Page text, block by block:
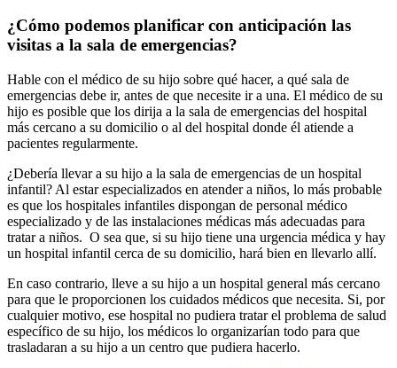
¿Cómo podemos planificar con anticipación las
visitas a la sala de emergencias?
Hable con el médico de su hijo sobre qué hacer, a qué sala de
emergencias debe ir, antes de que necesite ir a una. El médico de su
hijo es posible que los dirija a la sala de emergencias del hospital
más cercano a su domicilio o al del hospital donde él atiende a
pacientes regularmente.
¿Debería llevar a su hijo a la sala de emergencias de un hospital
infantil? Al estar especializados en atender a niños, lo más probable
es que los hospitales infantiles dispongan de personal médico
especializado y de las instalaciones médicas más adecuadas para
tratar a niños. O sea que, si su hijo tiene una urgencia médica y hay
un hospital infantil cerca de su domicilio, hará bien en llevarlo allí.
En caso contrario, lleve a su hijo a un hospital general más cercano
para que le proporcionen los cuidados médicos que necesita. Si, por
cualquier motivo, ese hospital no pudiera tratar el problema de salud
específico de su hijo, los médicos lo organizarían todo para que
trasladaran a su hijo a un centro que pudiera hacerlo.